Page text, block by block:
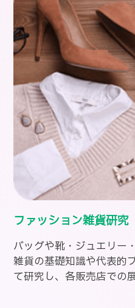
ファッション雑貨研究
バッグや靴・ジュエリー
雑貨の基礎知識や代表的
て研究し、各販売店での